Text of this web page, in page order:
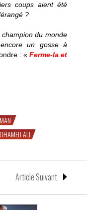
coups aient été
?
champion du monde
un gosse à
: « Ferme-la et
ALI
Article Suivant